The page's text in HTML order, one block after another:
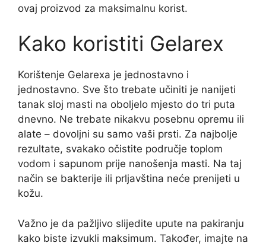
ovaj proizvod za maksimalnu korist.
Kako koristiti Gelarex
Korištenje Gelarexa je jednostavno i
jednostavno. Sve što trebate učiniti je nanijeti
tanak sloj masti na oboljelo mjesto do tri puta
dnevno. Ne trebate nikakvu posebnu opremu ili
alate – dovoljni su samo vaši prsti. Za najbolje
rezultate, svakako očistite područje toplom
vodom i sapunom prije nanošenja masti. Na taj
način se bakterije ili prljavština neće prenijeti u
kožu.
Važno je da pažljivo slijedite upute na pakiranju
kako biste izvukli maksimum. Također, imajte na